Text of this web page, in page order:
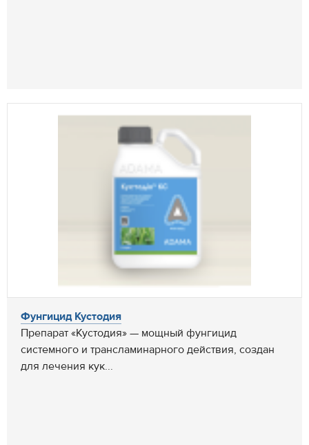
Фунгицид Кустодия
Препарат «Кустодия» — мощный фунгицид
системного и трансламинарного действия, создан
для лечения кук...